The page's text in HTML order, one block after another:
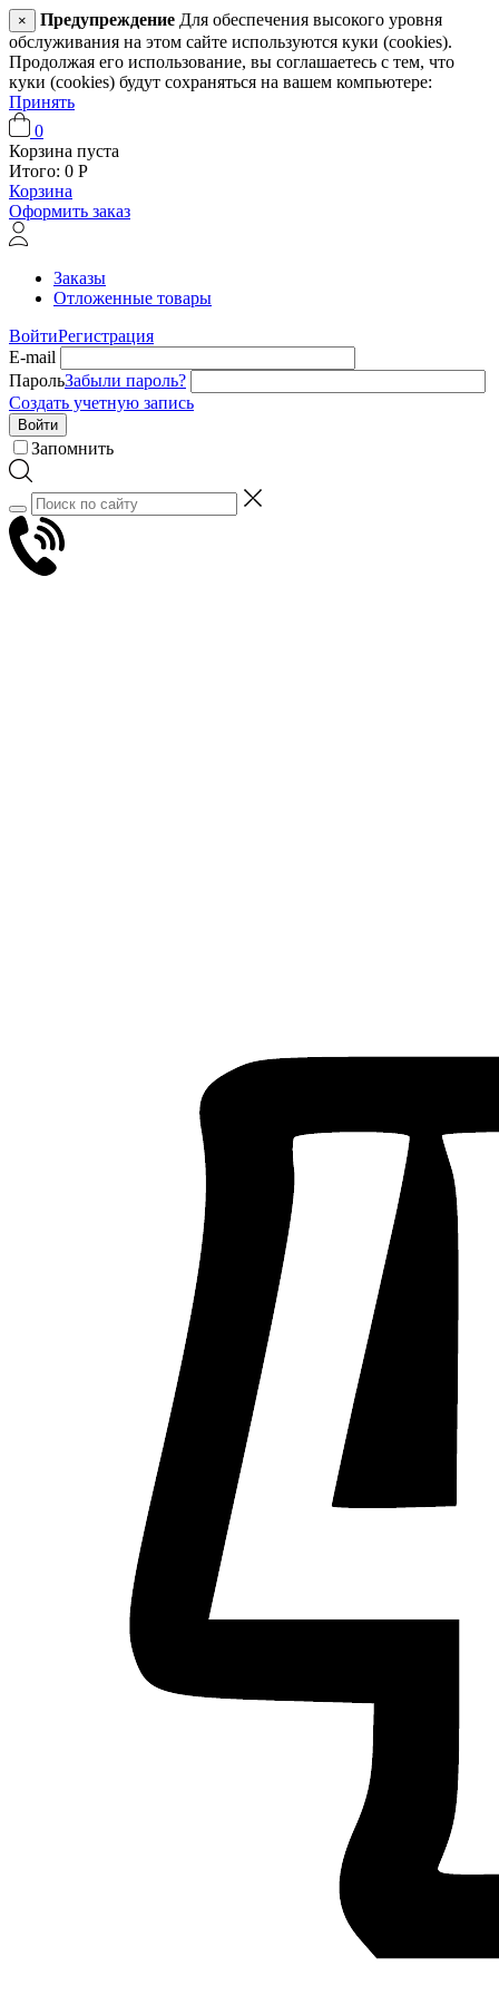
× Предупреждение Для обеспечения высокого уровня
обслуживания на этом сайте используются куки (cookies).
Продолжая его использование, вы соглашаетесь с тем, что
куки (cookies) будут сохраняться на вашем компьютере:
Принять
0
Корзина пуста
Итого: 0 Р
Корзина
Оформить заказ
Заказы
Отложенные товары
ВойтиРегистрация
E-mail
ПарольЗабыли пароль?
Создать учетную запись
Войти
Запомнить